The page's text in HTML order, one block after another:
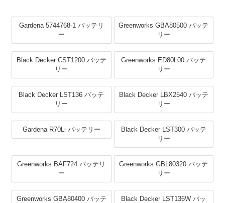
Gardena 5744768-1 バッテリ
ー
Greenworks GBA80500 バッテ
リー
Black Decker CST1200 バッテ
リー
Greenworks ED80L00 バッテ
リー
Black Decker LST136 バッテ
リー
Black Decker LBX2540 バッテ
リー
Gardena R70Li バッテリー
Black Decker LST300 バッテ
リー
Greenworks BAF724 バッテリ
ー
Greenworks GBL80320 バッテ
リー
Greenworks GBA80400 バッテ
Black Decker LST136W バッ